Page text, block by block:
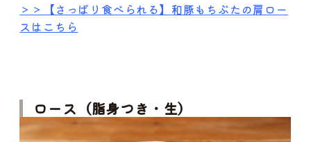
＞＞【さっぱり食べられる】和豚もちぶたの肩ロー
スはこちら
ロース（脂身つき・生）